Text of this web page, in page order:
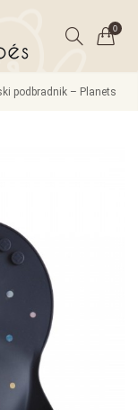
0
podbradnik – Planets